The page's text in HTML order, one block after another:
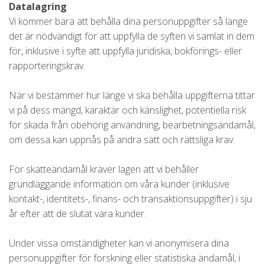
Datalagring
Vi kommer bara att behålla dina personuppgifter så länge
det är nödvändigt för att uppfylla de syften vi samlat in dem
för, inklusive i syfte att uppfylla juridiska, bokförings- eller
rapporteringskrav.
När vi bestämmer hur länge vi ska behålla uppgifterna tittar
vi på dess mängd, karaktär och känslighet, potentiella risk
för skada från obehörig användning, bearbetningsändamål,
om dessa kan uppnås på andra sätt och rättsliga krav.
För skatteändamål kräver lagen att vi behåller
grundläggande information om våra kunder (inklusive
kontakt-, identitets-, finans- och transaktionsuppgifter) i sju
år efter att de slutat vara kunder.
Under vissa omständigheter kan vi anonymisera dina
personuppgifter för forskning eller statistiska ändamål, i